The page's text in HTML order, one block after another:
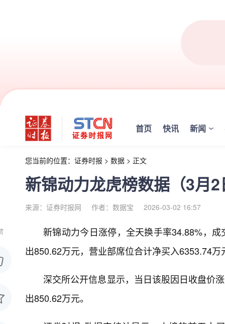
首页 快讯 新闻
您当前的位置： 证券时报 > 数据 > 正文
新锦动力龙虎榜数据（3月2
来源：证券时报网 作者：数据宝 2026-03-02 16:57
新锦动力今日涨停，全天换手率34.88%，
出850.62万元，营业部席位合计净买入6353.74万
深交所公开信息显示，当日该股因日收盘价
出850.62万元。